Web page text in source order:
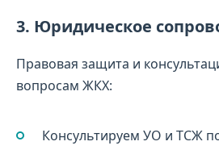
3. Юридическое
Правовая защита и
вопросам ЖКХ:
Консультируем УО и ТСЖ